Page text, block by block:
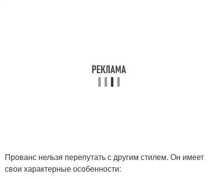
Прованс нельзя перепутать с другим стилем. Он имеет
свои характерные особенности: